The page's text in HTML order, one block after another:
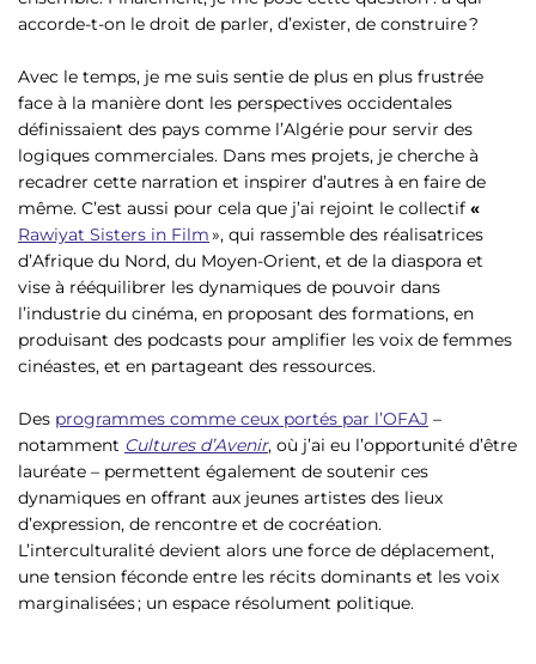
accorde-t-on le droit de parler, d’exister, de construire ?
Avec le temps, je me suis sentie de plus en plus frustrée
face à la manière dont les perspectives occidentales
définissaient des pays comme l’Algérie pour servir des
logiques commerciales. Dans mes projets, je cherche à
recadrer cette narration et inspirer d’autres à en faire de
même. C’est aussi pour cela que j’ai rejoint le collectif «
Rawiyat Sisters in Film», qui rassemble des réalisatrices
d’Afrique du Nord, du Moyen-Orient, et de la diaspora et
vise à rééquilibrer les dynamiques de pouvoir dans
l’industrie du cinéma, en proposant des formations, en
produisant des podcasts pour amplifier les voix de femmes
cinéastes, et en partageant des ressources.
Des programmes comme ceux portés par l’OFAJ –
notamment Cultures d’Avenir, où j’ai eu l’opportunité d’être
lauréate – permettent également de soutenir ces
dynamiques en offrant aux jeunes artistes des lieux
d’expression, de rencontre et de cocréation.
L’interculturalité devient alors une force de déplacement,
une tension féconde entre les récits dominants et les voix
marginalisées ; un espace résolument politique.